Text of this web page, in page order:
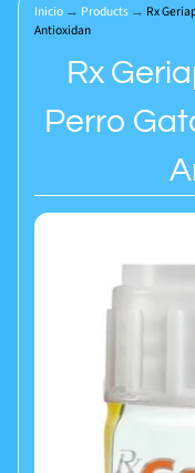
Inicio → Products → Rx
Antioxidan
Rx
Perro